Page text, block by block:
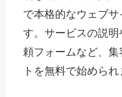
で本格的なウェブ
す。サービスの説
頼フォームなど、
トを無料で始められ